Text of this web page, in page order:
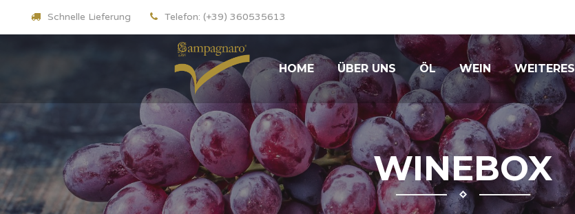
Schnelle Lieferung Telefon: (+39) 360535613
HOME ÜBER UNS ÖL WEIN WEITERES
WINEBOX